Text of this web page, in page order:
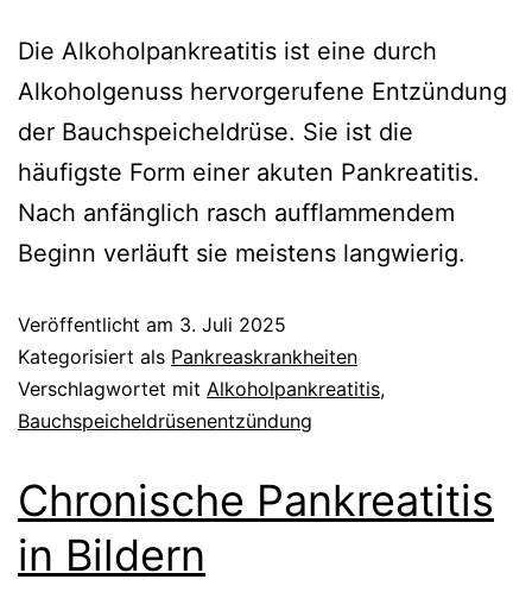
Die Alkoholpankreatitis ist eine durch
Alkoholgenuss hervorgerufene Entzündung
der Bauchspeicheldrüse. Sie ist die
häufigste Form einer akuten Pankreatitis.
Nach anfänglich rasch aufflammendem
Beginn verläuft sie meistens langwierig.
Veröffentlicht am 3. Juli 2025
Kategorisiert als Pankreaskrankheiten
Verschlagwortet mit Alkoholpankreatitis,
Bauchspeicheldrüsenentzündung
Chronische Pankreatitis
in Bildern